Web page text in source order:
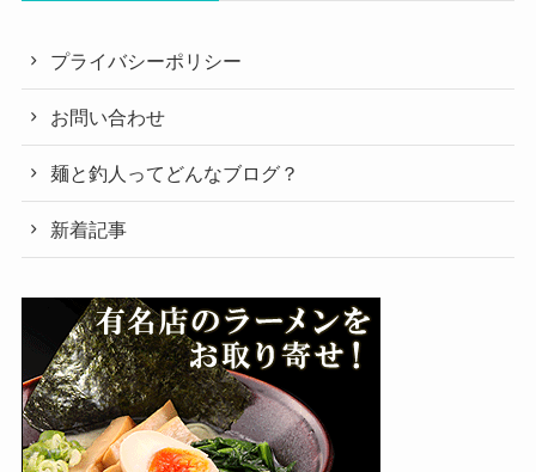
プライバシーポリシー
お問い合わせ
麺と釣人ってどんなブログ？
新着記事